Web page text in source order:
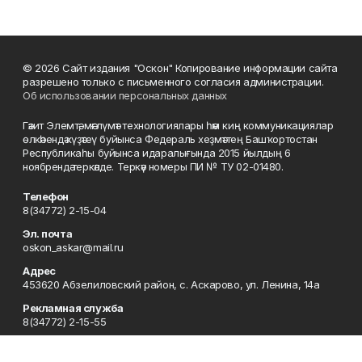
© 2026 Сайт издания "Оскон" Копирование информации сайта
разрешено только с письменного согласия администрации.
Об использовании персональных данных
Гәзит Элемтә, мәғлүмәт технологиялары һәм киң коммуникациялар
өлкәһендә күҙәтеү буйынса Федераль хеҙмәттең Башҡортостан
Республикаһы буйынса идаралығында 2015 йылдың 6
ноябрендә теркәлде. Теркәү номеры ПИ № ТУ 02-01480.
Телефон
8(34772) 2-15-04
Эл. почта
oskon_askar@mail.ru
Адрес
453620 Абзелиловский район, с. Аскарово, ул. Ленина, 14а
Рекламная служба
8(34772) 2-15-55